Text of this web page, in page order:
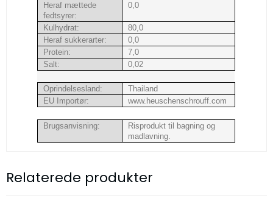
Heraf mættede
fedtsyrer:
0,0
Kulhydrat:
80,0
Heraf sukkerarter:
0,0
Protein:
7,0
Salt:
0,02
Oprindelsesland:
Thailand
EU Importør:
www.heuschenschrouff.com
Brugsanvisning:
Risprodukt til bagning og
madlavning.
Relaterede produkter